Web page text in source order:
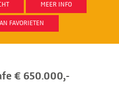
MEER INFO
FAVORIETEN
€ 650.000,-